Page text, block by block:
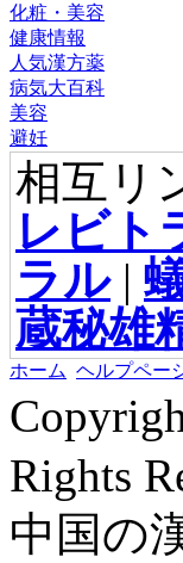
化粧・美容
健康情報
人気漢方薬
病気大百科
美容
避妊
相互リ
レビト
ラル|
蔵秘雄
ホーム ヘルプペー
Rights
中国の